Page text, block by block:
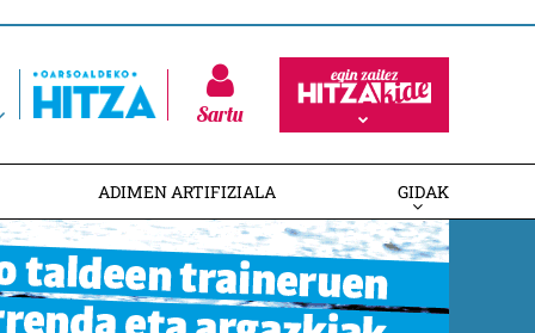
Sartu
ADIMEN ARTIFIZIALA GIDAK